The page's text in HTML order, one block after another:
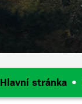
Hlavní stránka